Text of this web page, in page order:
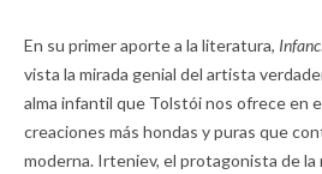
En su primer aporte a la literatura,
vista la mirada genial del artista
alma infantil que Tolstói nos ofrece en
creaciones más hondas y puras que
moderna. Irteniev, el protagonista de la